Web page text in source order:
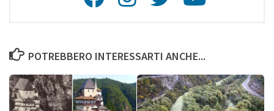
POTREBBERO INTERESSARTI ANCHE...